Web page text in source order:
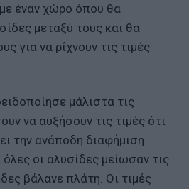
έναν χώρο όπου θα
μεταξύ τους και θα
για να ρίχνουν τις τιμές
μάλιστα τις
να αυξήσουν τις τιμές ότι
την ανάποδη διαφήμιση.
οι αλυσίδες μείωσαν τις
βάλανε πλάτη. Οι τιμές